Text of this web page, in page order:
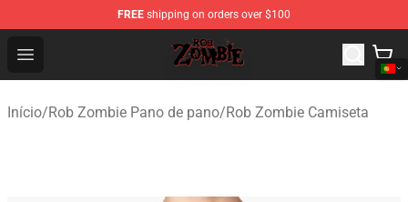
FREE shipping on orders over $100
Open menu
Rob Zombie Shop - Official Rob Zombie Merchandise
Início/Rob Zombie Pano de pano/Rob Zombie Camiseta